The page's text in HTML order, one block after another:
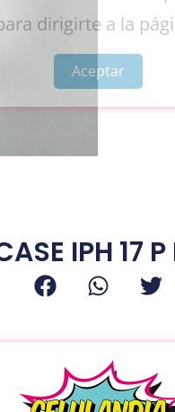
IPH 17
dirigirte a la
Aceptar